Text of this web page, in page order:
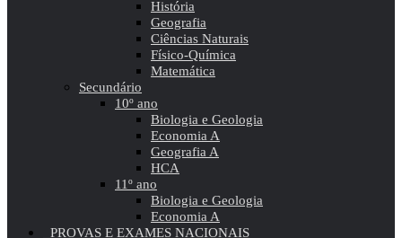
História
Geografia
Ciências Naturais
Físico-Química
Matemática
Secundário
10º ano
Biologia e Geologia
Economia A
Geografia A
HCA
11º ano
Biologia e Geologia
Economia A
PROVAS E EXAMES NACIONAIS